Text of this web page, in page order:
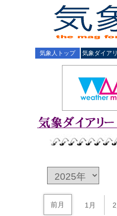
気象人トップ 気象ダイア
前月 1月